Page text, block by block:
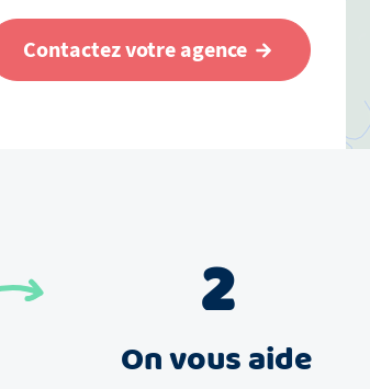
Contactez votre agence
2
On vous aide